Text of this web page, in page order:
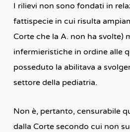
I rilievi non sono fondati in
fattispecie in cui risulta
Corte che la A. non ha svolte)
infermieristiche in ordine alle
posseduto la abilitava a
settore della pediatria.
Non è, pertanto, censurabile
dalla Corte secondo cui non